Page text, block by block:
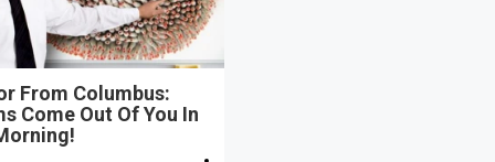
From Columbus:
Come Out Of You In